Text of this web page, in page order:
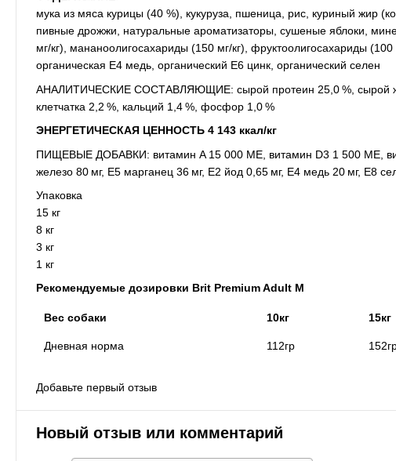
мука из мяса курицы (40 %), кукуруза, пшеница, рис, куриный жир
пивные дрожжи, натуральные ароматизаторы, сушеные яблоки,
мг/кг), мананоолигосахариды (150 мг/кг), фруктоолигосахариды (100
органическая Е4 медь, органический Е6 цинк, органический селен
АНАЛИТИЧЕСКИЕ СОСТАВЛЯЮЩИЕ: сырой протеин 25,0 %, сырой
клетчатка 2,2 %, кальций 1,4 %, фосфор 1,0 %
ЭНЕРГЕТИЧЕСКАЯ ЦЕННОСТЬ 4 143 ккал/кг
ПИЩЕВЫЕ ДОБАВКИ: витамин A 15 000 МЕ, витамин D3 1 500 МЕ,
железо 80 мг, E5 марганец 36 мг, E2 йод 0,65 мг, E4 медь 20 мг, E8
Упаковка
15 кг
8 кг
3 кг
1 кг
Рекомендуемые дозировки Brit Premium Adult M
Вес собаки 10кг 15кг
Дневная норма 112гр
Добавьте первый отзыв
Новый отзыв или комментарий